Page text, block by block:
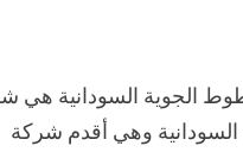
الجوية السودانية هي
وهي أقدم شركة